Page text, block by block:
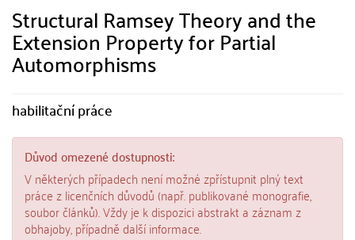
Structural Ramsey Theory and the
Extension Property for Partial
Automorphisms
habilitační práce
Důvod omezené dostupnosti:
V některých případech není možné zpřístupnit plný text
práce z licenčních důvodů (např. publikované monografie,
soubor článků). Vždy je k dispozici abstrakt a záznam z
obhajoby, případně další informace.